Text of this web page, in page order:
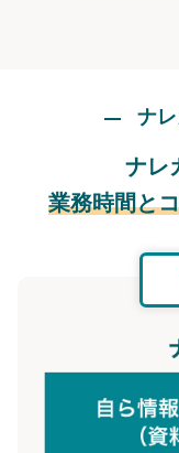
ナ
ナレ
業務時間と